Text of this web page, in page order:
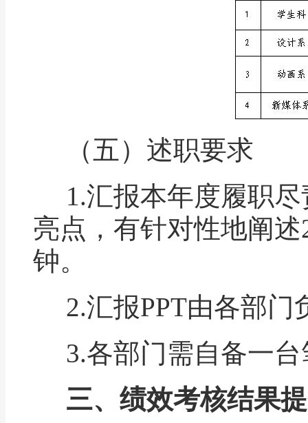
（五）述职要求
1.汇报本年度履职
亮点，有针对性地阐述
钟。
2.汇报PPT由各部门
3.各部门需自备一
三、绩效考核结果